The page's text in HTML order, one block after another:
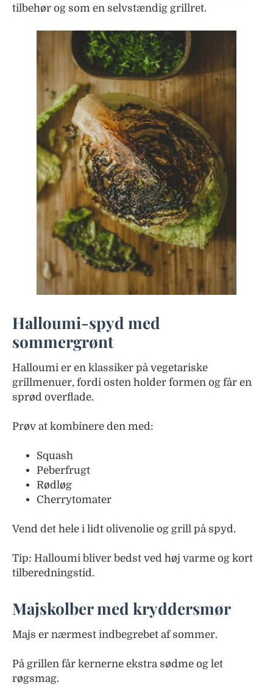
tilbehør og som en selvstændig grillret.
Halloumi-spyd med
sommergrønt
Halloumi er en klassiker på vegetariske
grillmenuer, fordi osten holder formen og får en
sprød overflade.
Prøv at kombinere den med:
Squash
Peberfrugt
Rødløg
Cherrytomater
Vend det hele i lidt olivenolie og grill på spyd.
Tip: Halloumi bliver bedst ved høj varme og kort
tilberedningstid.
Majskolber med kryddersmør
Majs er nærmest indbegrebet af sommer.
På grillen får kernerne ekstra sødme og let
røgsmag.